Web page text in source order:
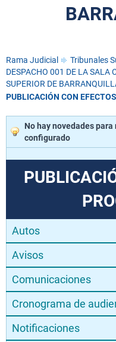
Rama Judicial
Tribunales
DESPACHO 001 DE LA SALA
SUPERIOR DE
PUBLICACIÓN CON
No hay novedades
configurado
Autos
Avisos
Comunicaciones
Cronograma de
Notificaciones